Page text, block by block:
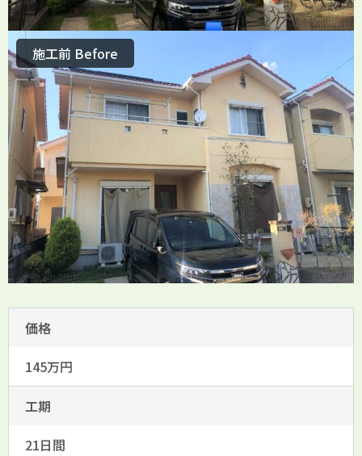
施工前 Before
価格
145万円
工期
21日間